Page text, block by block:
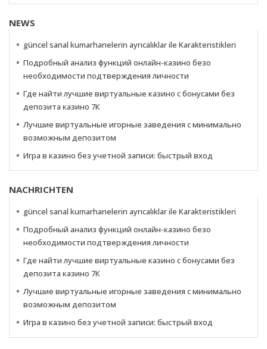
NEWS
güncel sanal kumarhanelerin ayrıcalıklar ile Karakteristikleri
Подробный анализ функций онлайн-казино безо
необходимости подтверждения личности
Где найти лучшие виртуальные казино с бонусами без
депозита казино 7К
Лучшие виртуальные игорные заведения с минимально
возможным депозитом
Игра в казино без учетной записи: быстрый вход
NACHRICHTEN
güncel sanal kumarhanelerin ayrıcalıklar ile Karakteristikleri
Подробный анализ функций онлайн-казино безо
необходимости подтверждения личности
Где найти лучшие виртуальные казино с бонусами без
депозита казино 7К
Лучшие виртуальные игорные заведения с минимально
возможным депозитом
Игра в казино без учетной записи: быстрый вход